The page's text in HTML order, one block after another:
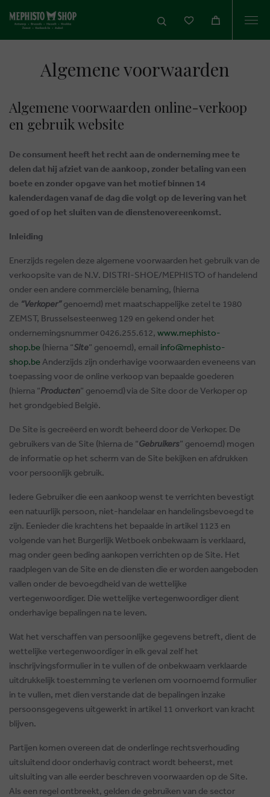
Algemene voorwaarden
Algemene voorwaarden online-verkoop
en gebruik website
De consument heeft het recht aan de onderneming mee te
delen dat hij afziet van de aankoop, zonder betaling van een
boete en zonder opgave van het motief binnen 14
kalenderdagen vanaf de dag die volgt op de levering van het
goed of op het sluiten van de dienstenovereenkomst.
Inleiding
Enerzijds regelen deze algemene voorwaarden het gebruik van de
verkoopsite van de N.V. DISTRI-SHOE/MEPHISTO of handelend
onder een andere commerciële benaming, (hierna
de “Verkoper”genoemd) met maatschappelijke zetel te 1980
ZEMST, Brusselsesteenweg 129 en gekend onder het
ondernemingsnummer 0426.255.612, www.mephisto-
shop.be (hierna “Site” genoemd), email info@mephisto-
shop.beAnderzijds zijn onderhavige voorwaarden eveneens van
toepassing voor de online verkoop van bepaalde goederen
(hierna “Producten” genoemd)via de Site door de Verkoper op
het grondgebied België.
De Site is gecreëerd en wordt beheerd door de Verkoper. De
gebruikers van de Site (hierna de “Gebruikers” genoemd) mogen
de informatie op het scherm van de Site bekijken en afdrukken
voor persoonlijk gebruik.
Iedere Gebruiker die een aankoop wenst te verrichten bevestigt
een natuurlijk persoon, niet-handelaar en handelingsbevoegd te
zijn. Eenieder die krachtens het bepaalde in artikel 1123 en
volgende van het Burgerlijk Wetboek onbekwaam is verklaard,
mag onder geen beding aankopen verrichten op de Site. Het
raadplegen van de Site en de diensten die er worden aangeboden
vallen onder de bevoegdheid van de wettelijke
vertegenwoordiger. Die wettelijke vertegenwoordiger dient
onderhavige bepalingen na te leven.
Wat het verschaffen van persoonlijke gegevens betreft, dient de
wettelijke vertegenwoordiger in elk geval zelf het
inschrijvingsformulier in te vullen of de onbekwaam verklaarde
uitdrukkelijk toestemming te verlenen om voornoemd formulier
in te vullen, met dien verstande dat de bepalingen inzake
persoonsgegevens uitgewerkt in artikel 11 onverkort van kracht
blijven.
Partijen komen overeen dat de onderlinge rechtsverhouding
uitsluitend door onderhavig contract wordt beheerst, met
uitsluiting van alle eerder beschreven voorwaarden op de Site.
Als een regel ontbreekt, gelden de gebruiken van de sector